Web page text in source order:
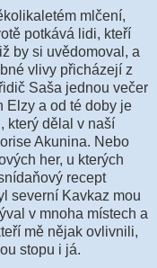
mlčení,
potkává lidi, kteří
by si uvědomoval, a
vlivy přicházejí z
Saša jednou večer
Elzy a od té doby je
který dělal v naší
Akunina. Nebo
her, u kterých
recept
severní Kavkaz mou
v mnoha místech a
mě nějak ovlivnili,
stopu i já.